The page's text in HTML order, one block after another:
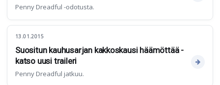
Penny Dreadful -odotusta.
13.01.2015
Suositun kauhusarjan kakkoskausi häämöttää -
katso uusi traileri
Penny Dreadful jatkuu.